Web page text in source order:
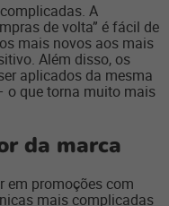
A
de volta” é fácil de
mais novos aos mais
Além disso, os
aplicados da mesma
o que torna muito mais
da marca
em promoções com
mais complicadas